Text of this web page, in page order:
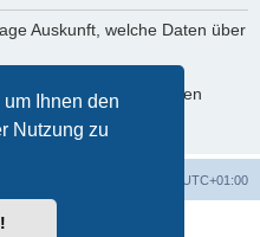
Ihnen den
Nutzung zu
Auskunft, welche Daten über
bzw. Sperrung Ihrer Daten
den Betreiber.
UTC+01:00
© phpBB Limited